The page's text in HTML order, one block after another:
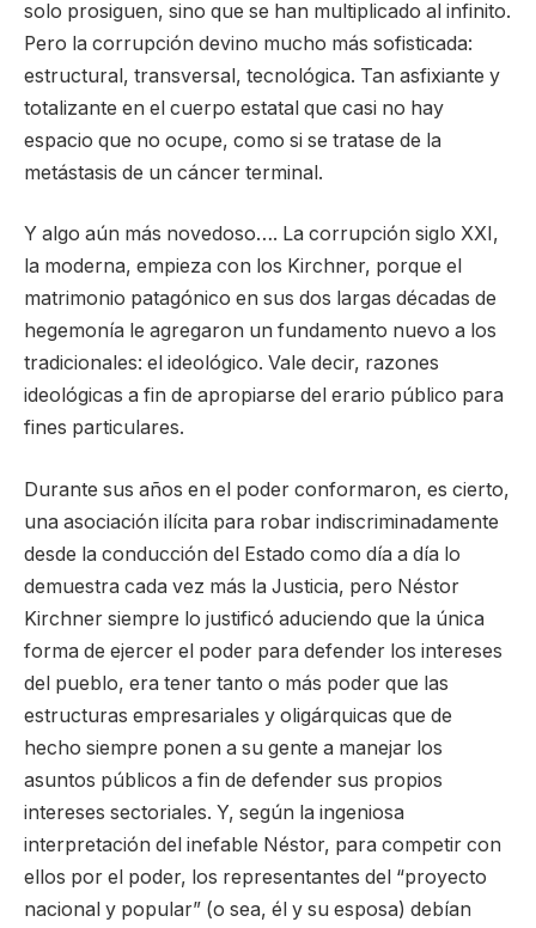
solo prosiguen, sino que se han multiplicado al infinito.
Pero la corrupción devino mucho más sofisticada:
estructural, transversal, tecnológica. Tan asfixiante y
totalizante en el cuerpo estatal que casi no hay
espacio que no ocupe, como si se tratase de la
metástasis de un cáncer terminal.
Y algo aún más novedoso…. La corrupción siglo XXI,
la moderna, empieza con los Kirchner, porque el
matrimonio patagónico en sus dos largas décadas de
hegemonía le agregaron un fundamento nuevo a los
tradicionales: el ideológico. Vale decir, razones
ideológicas a fin de apropiarse del erario público para
fines particulares.
Durante sus años en el poder conformaron, es cierto,
una asociación ilícita para robar indiscriminadamente
desde la conducción del Estado como día a día lo
demuestra cada vez más la Justicia, pero Néstor
Kirchner siempre lo justificó aduciendo que la única
forma de ejercer el poder para defender los intereses
del pueblo, era tener tanto o más poder que las
estructuras empresariales y oligárquicas que de
hecho siempre ponen a su gente a manejar los
asuntos públicos a fin de defender sus propios
intereses sectoriales. Y, según la ingeniosa
interpretación del inefable Néstor, para competir con
ellos por el poder, los representantes del “proyecto
nacional y popular” (o sea, él y su esposa) debían